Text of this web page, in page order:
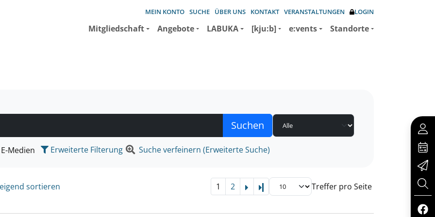
MEIN KONTO SUCHE ÜBER UNS KONTAKT VERANSTALTUNGEN LOGIN
Mitgliedschaft Angebote LABUKA [kju:b] e:vents Standorte
suchen wollen.
E-Medien Erweiterte Filterung Suche verfeinern (Erweiterte Suche)
sortieren 1 2 Letzte Seite Treffer pro Seite